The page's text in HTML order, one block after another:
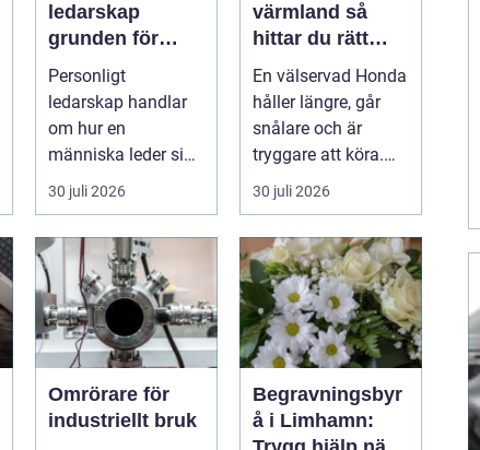
ledarskap
grunden för
hållbar
utveckling och
verklig
förändring
Personligt
ledarskap handlar
om hur en
människa leder sig
själv i vardagen: i
ko...
30 juli 2026
värmland så
hittar du rätt
verkstad för din
bil
En välservad Honda
håller längre, går
snålare och är
tryggare att köra.
För många bilägare
30 juli 2026
Omrörare för
industriellt bruk
Begravningsbyr
å i Limhamn: